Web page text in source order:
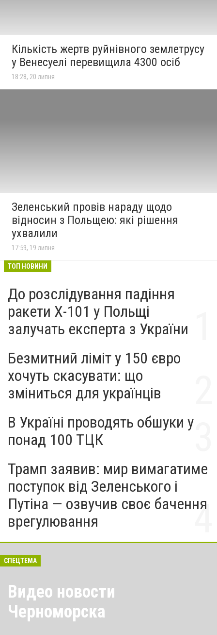
Кількість жертв руйнівного землетрусу
у Венесуелі перевищила 4300 осіб
18:28, 20 липня
Зеленський провів нараду щодо
відносин з Польщею: які рішення
ухвалили
17:59, 19 липня
ТОП НОВИНИ
До розслідування падіння
ракети Х-101 у Польщі
залучать експерта з України
Безмитний ліміт у 150 євро
хочуть скасувати: що
зміниться для українців
В Україні проводять обшуки у
понад 100 ТЦК
Трамп заявив: мир вимагатиме
поступок від Зеленського і
Путіна — озвучив своє бачення
врегулювання
СПЕЦТЕМА
Видео новости
Черноморска